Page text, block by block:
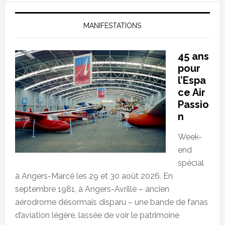
MANIFESTATIONS
45 ans
pour
l’Espa
ce Air
Passio
n
Week-
end
spécial
à Angers-Marcé les 29 et 30 août 2026. En
septembre 1981, à Angers-Avrillé – ancien
aérodrome désormais disparu – une bande de fanas
d’aviation légère, lassée de voir le patrimoine